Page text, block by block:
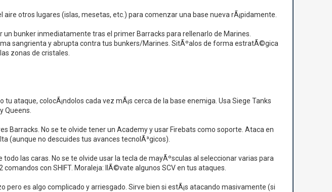
otros lugares (islas, mesetas, etc.) para comenzar una base nueva rÃ¡pidamente.
bunker inmediatamente tras el primer Barracks para rellenarlo de Marines.
sangrienta y abrupta contra tus bunkers/Marines. SitÃºalos de forma estratÃ©gica
zonas de cristales.
ataque, colocÃ¡ndolos cada vez mÃ¡s cerca de la base enemiga. Usa Siege Tanks
Queens.
Barracks. No se te olvide tener un Academy y usar Firebats como soporte. Ataca en
(aunque no descuides tus avances tecnolÃ³gicos).
las caras. No se te olvide usar la tecla de mayÃºsculas al seleccionar varias para
con SHIFT. Moraleja: llÃ©vate algunos SCV en tus ataques.
pero es algo complicado y arriesgado. Sirve bien si estÃ¡s atacando masivamente (si